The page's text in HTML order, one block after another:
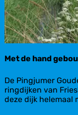
s
i
g
n
i
n
G
o
n
i
Met de hand
M
e
t
De Pingjumer
ringdijken van
deze dijk helemaal